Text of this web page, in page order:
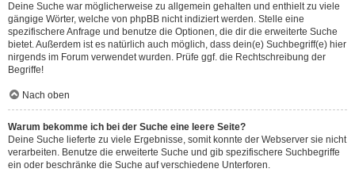
Deine Suche war möglicherweise zu allgemein gehalten und enthielt zu viele
gängige Wörter, welche von phpBB nicht indiziert werden. Stelle eine
spezifischere Anfrage und benutze die Optionen, die dir die erweiterte Suche
bietet. Außerdem ist es natürlich auch möglich, dass dein(e) Suchbegriff(e) hier
nirgends im Forum verwendet wurden. Prüfe ggf. die Rechtschreibung der
Begriffe!
Nach oben
Warum bekomme ich bei der Suche eine leere Seite?
Deine Suche lieferte zu viele Ergebnisse, somit konnte der Webserver sie nicht
verarbeiten. Benutze die erweiterte Suche und gib spezifischere Suchbegriffe
ein oder beschränke die Suche auf verschiedene Unterforen.